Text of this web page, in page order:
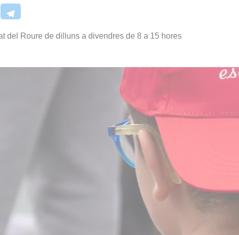
del Roure de dilluns a divendres de 8 a 15 hores